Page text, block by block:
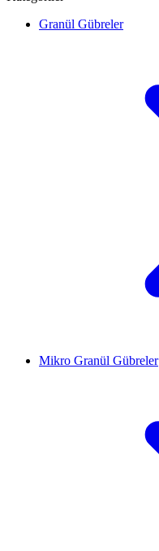
Granül Gübreler
Mikro Granül Gübreler